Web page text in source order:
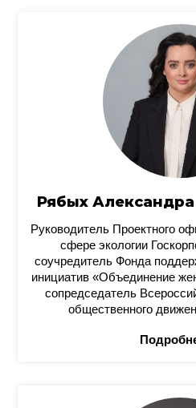
Рябых
Руководитель Проектного
сфере экологии
соучредитель Фонда
инициатив «Объединение
сопредседатель
общественного